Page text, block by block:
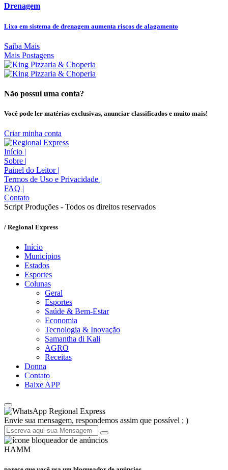
Drenagem
Lixo em sistema de drenagem aumenta riscos de alagamento
Saiba Mais
Mais Postagens
Não possui uma conta?
Você pode ler matérias exclusivas, anunciar classificados e muito mais!
Criar minha conta
Início |
Sobre |
Painel do Leitor |
Termos de Uso e Privacidade |
FAQ |
Contato
Script Produções - Todos os direitos reservados
/ Regional Express
Início
Municípios
Estados
Esportes
Colunas
Geral
Esportes
Saúde & Bem-Estar
Economia
Tecnologia & Inovação
Samantha di Kali
AGRO
Receitas
Donna
Contato
Baixe APP
Regional Express
Envie sua mensagem, respondemos assim que possível ; )
HAMM